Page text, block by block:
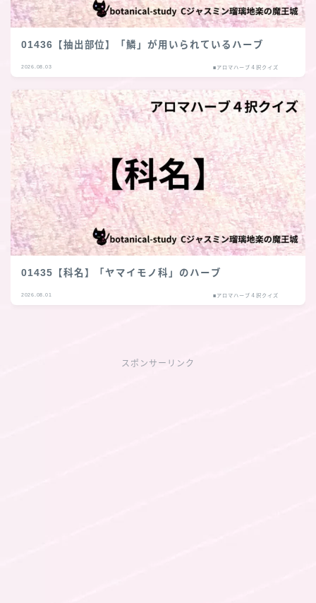
01436【抽出部位】「鱗」が用いられているハーブ
2026.08.03 ■アロマハーブ４択クイズ
01435【科名】「ヤマイモノ科」のハーブ
2026.08.01 ■アロマハーブ４択クイズ
スポンサーリンク